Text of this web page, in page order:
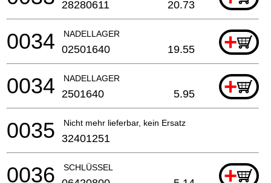
28280611 20.73
NADELLAGER +
0034 02501640 19.55
NADELLAGER +
0034 2501640 5.95
Nicht mehr lieferbar, kein Ersatz
0035 32401251
SCHLÜSSEL +
0036